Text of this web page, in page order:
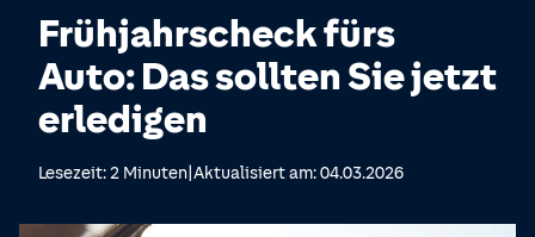
Frühjahrscheck fürs
Auto: Das sollten Sie jetzt
erledigen
Lesezeit: 2 Minuten|Aktualisiert am: 04.03.2026